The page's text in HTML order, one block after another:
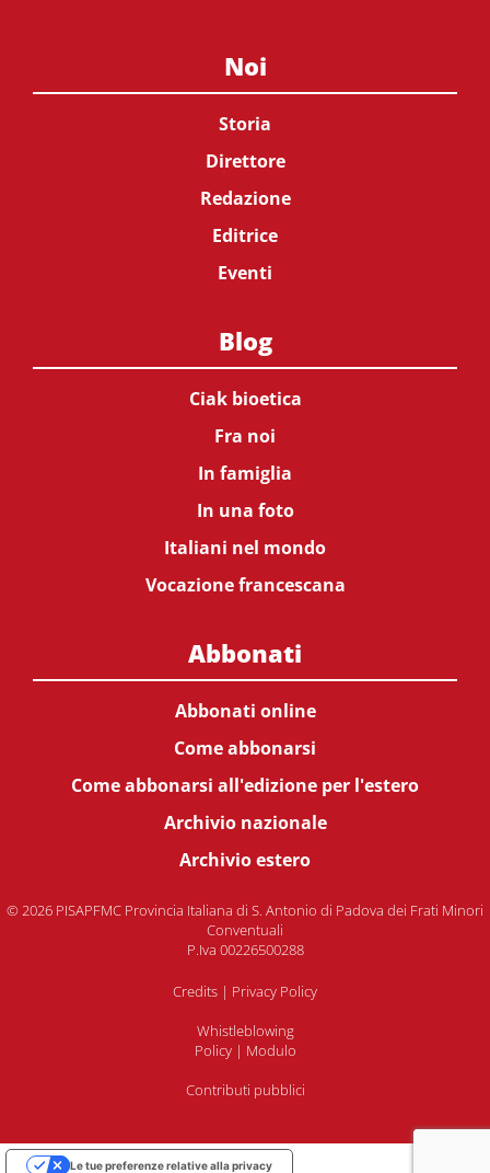
Noi
Storia
Direttore
Redazione
Editrice
Eventi
Blog
Ciak bioetica
Fra noi
In famiglia
In una foto
Italiani nel mondo
Vocazione francescana
Abbonati
Abbonati online
Come abbonarsi
Come abbonarsi all'edizione per l'estero
Archivio nazionale
Archivio estero
© 2026 PISAPFMC Provincia Italiana di S. Antonio di Padova dei Frati Minori
Conventuali
P.Iva 00226500288
Credits | Privacy Policy
Whistleblowing
Policy| Modulo
Contributi pubblici
Le tue preferenze relative alla privacy